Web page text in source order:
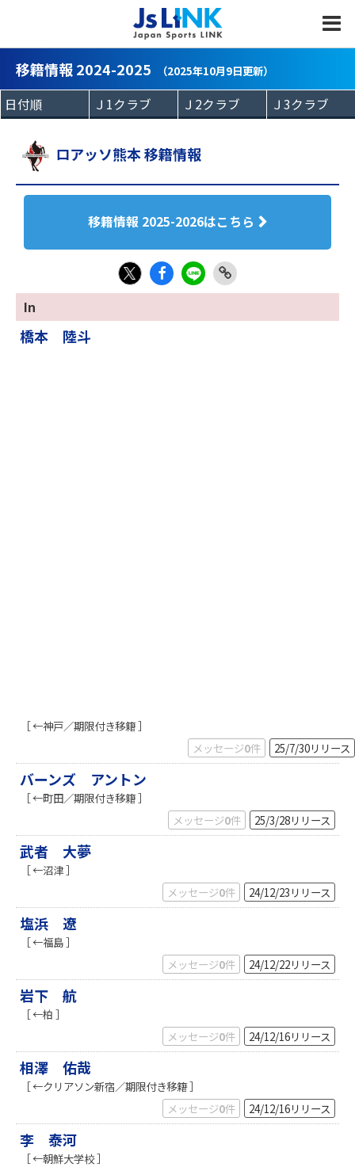
移籍情報 2024-2025 （2025年10月9日更新）
ロアッソ熊本 移籍情報
移籍情報 2025-2026はこちら
X
Fac
eb
LIN
E
Link
Copy
In
橋本 陸斗
［ ←神戸／期限付き移籍 ］
メッセージ0件 25/7/30リリース
バーンズ アントン
［ ←町田／期限付き移籍 ］
メッセージ0件 25/3/28リリース
武者 大夢
［ ←沼津 ］
メッセージ0件 24/12/23 リリース
塩浜 遼
［ ←福島 ］
メッセージ0件 24/12/22リリース
岩下 航
［ ←柏 ］
メッセージ0件 24/12/16リリース
相澤 佑哉
［ ←クリアソン新宿／期限付き移籍 ］
メッセージ0件 24/12/16リリース
李 泰河
［ ←朝鮮大学校 ］